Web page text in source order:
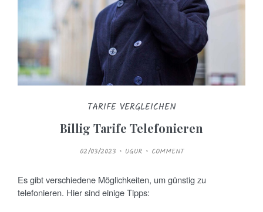
TARIFE VERGLEICHEN
Billig Tarife Telefonieren
P
O
E
D
O
N
02/03/2023 UGUR COMMENT
Es gibt verschiedene Möglichkeiten, um günstig zu
telefonieren. Hier sind einige Tipps: